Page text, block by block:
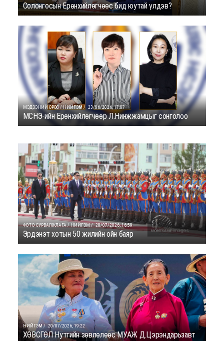
Солонгосын Ерөнхийлөгчөөс бид юутай үлдэв?
МЭДЭЭНИЙ ӨРӨӨ / НИЙГЭМ / 23/06/2026, 17:07
МСНЭ-ийн Ерөнхийлөгчөөр Л.Нинжжамцыг сонголоо
ФОТО СУРВАЛЖЛАГА / НИЙГЭМ / 28/07/2026, 16:59
Эрдэнэт хотын 50 жилийн ойн баяр
НИЙГЭМ / 20/07/2026, 19:22
ХӨВСГӨЛ Нутгийн зөвлөлөөс МУАЖ Д.Цэрэндарьзавт